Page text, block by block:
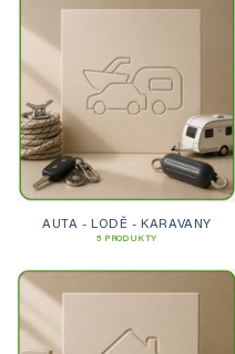
AUTA - LODĚ - KARAVANY
5 PRODUKTY